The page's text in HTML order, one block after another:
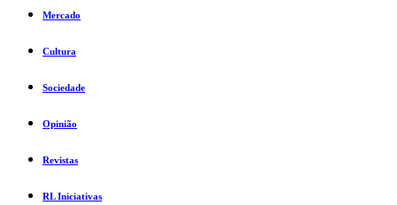
Mercado
Cultura
Sociedade
Opinião
Revistas
RL Iniciativas